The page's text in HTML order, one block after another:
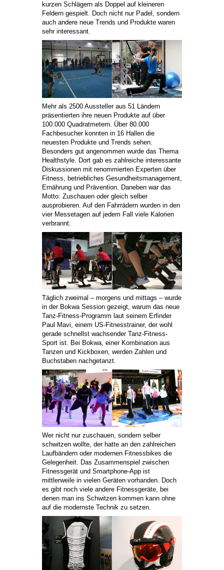
kurzen Schlägern als Doppel auf kleineren
Feldern gespielt. Doch nicht nur Padel, sondern
auch andere neue Trends und Produkte waren
sehr interessant.
Mehr als 2500 Aussteller aus 51 Ländern
präsentierten ihre neuen Produkte auf über
100.000 Quadratmetern. Über 80.000
Fachbesucher konnten in 16 Hallen die
neuesten Produkte und Trends sehen.
Besonders gut angenommen wurde das Thema
Healthstyle. Dort gab es zahlreiche interessante
Diskussionen mit renommierten Experten über
Fitness, betriebliches Gesundheitsmanagement,
Ernährung und Prävention. Daneben war das
Motto: Zuschauen oder gleich selber
ausprobieren. Auf den Fahrrädern wurden in den
vier Messetagen auf jedem Fall viele Kalorien
verbrannt.
Täglich zweimal – morgens und mittags – wurde
in der Bokwa Session gezeigt, warum das neue
Tanz-Fitness-Programm laut seinem Erfinder
Paul Mavi, einem US-Fitnesstrainer, der wohl
gerade schnellst wachsender Tanz-Fitness-
Sport ist. Bei Bokwa, einer Kombination aus
Tanzen und Kickboxen, werden Zahlen und
Buchstaben nachgetanzt.
Wer nicht nur zuschauen, sondern selber
schwitzen wollte, der hatte an den zahlreichen
Laufbändern oder modernen Fitnessbikes die
Gelegenheit. Das Zusammenspiel zwischen
Fitnessgerät und Smartphone-App ist
mittlerweile in vielen Geräten vorhanden. Doch
es gibt noch viele andere Fitnessgeräte, bei
denen man ins Schwitzen kommen kann ohne
auf die modernste Technik zu setzen.